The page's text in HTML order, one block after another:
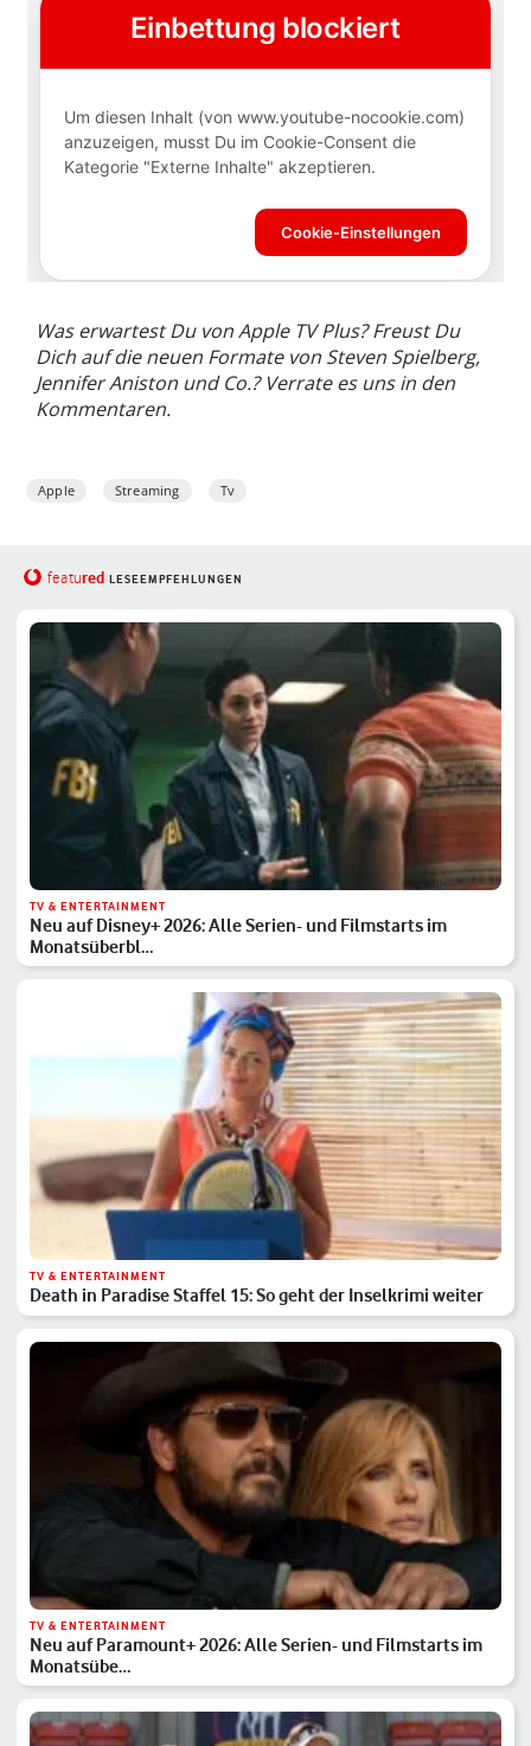
Was erwartest Du von Apple TV Plus? Freust Du
Dich auf die neuen Formate von Steven Spielberg,
Jennifer Aniston und Co.? Verrate es uns in den
Kommentaren.
Apple Streaming Tv
featured LESEEMPFEHLUNGEN
TV & ENTERTAINMENT
Neu auf Disney+ 2026: Alle Serien- und Filmstarts im
Monatsüberbl…
TV & ENTERTAINMENT
Death in Paradise Staffel 15: So geht der Inselkrimi weiter
TV & ENTERTAINMENT
Neu auf Paramount+ 2026: Alle Serien- und Filmstarts im
Monatsübe…